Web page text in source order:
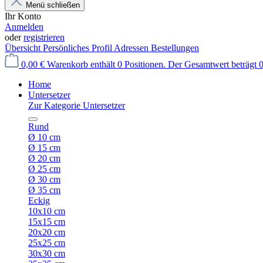
Menü schließen
Ihr Konto
Anmelden
oderregistrieren
Übersicht Persönliches Profil Adressen Bestellungen
0,00 € Warenkorb enthält 0 Positionen. Der Gesamtwert beträgt
Home
Untersetzer
Zur Kategorie Untersetzer
Rund
Ø 10 cm
Ø 15 cm
Ø 20 cm
Ø 25 cm
Ø 30 cm
Ø 35 cm
Eckig
10x10 cm
15x15 cm
20x20 cm
25x25 cm
30x30 cm